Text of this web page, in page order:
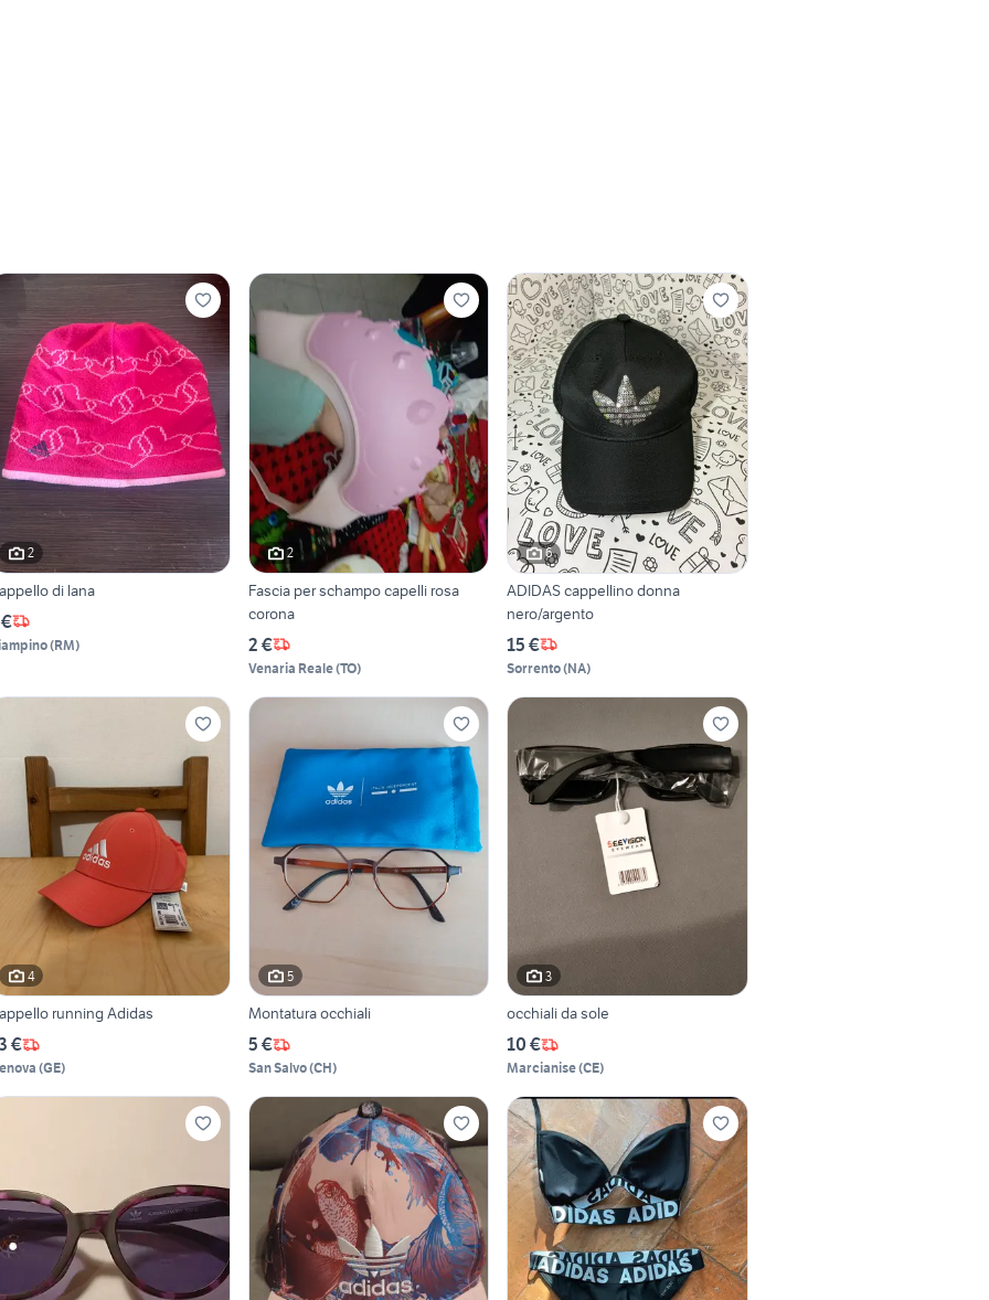
2
di lana
(RM)
2
Fascia per schampo capelli rosa
corona
2 €
Venaria Reale(TO)
6
ADIDAS cappellino donna
nero/argento
15 €
Sorrento(NA)
4
running Adidas
€
(GE)
5
Montatura occhiali
5 €
San Salvo(CH)
3
occhiali da sole
10 €
Marcianise(CE)